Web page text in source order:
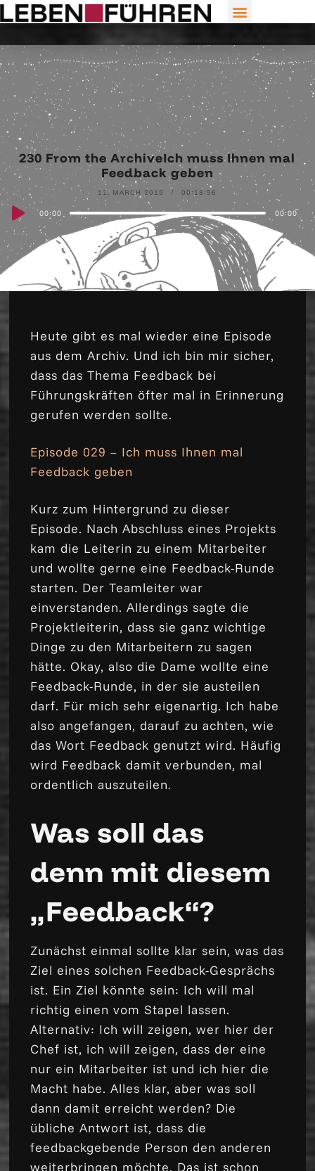
230 From the ArchiveIch muss Ihnen mal
Feedback geben
11. MARCH 2019 00:18:56
Audio
Player
00:00 00:00
Heute gibt es mal wieder eine Episode
aus dem Archiv. Und ich bin mir sicher,
dass das Thema Feedback bei
Führungskräften öfter mal in Erinnerung
gerufen werden sollte.
Episode 029 – Ich muss Ihnen mal
Feedback geben
Kurz zum Hintergrund zu dieser
Episode. Nach Abschluss eines Projekts
kam die Leiterin zu einem Mitarbeiter
und wollte gerne eine Feedback-Runde
starten. Der Teamleiter war
einverstanden. Allerdings sagte die
Projektleiterin, dass sie ganz wichtige
Dinge zu den Mitarbeitern zu sagen
hätte. Okay, also die Dame wollte eine
Feedback-Runde, in der sie austeilen
darf. Für mich sehr eigenartig. Ich habe
also angefangen, darauf zu achten, wie
das Wort Feedback genutzt wird. Häufig
wird Feedback damit verbunden, mal
ordentlich auszuteilen.
Was soll das
denn mit diesem
„Feedback“?
Zunächst einmal sollte klar sein, was das
Ziel eines solchen Feedback-Gesprächs
ist. Ein Ziel könnte sein: Ich will mal
richtig einen vom Stapel lassen.
Alternativ: Ich will zeigen, wer hier der
Chef ist, ich will zeigen, dass der eine
nur ein Mitarbeiter ist und ich hier die
Macht habe. Alles klar, aber was soll
dann damit erreicht werden? Die
übliche Antwort ist, dass die
feedbackgebende Person den anderen
weiterbringen möchte. Das ist schon